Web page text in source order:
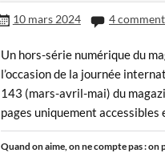
10 mars 2024 4
Un hors-série numérique du
l’occasion de la journée
143 (mars-avril-mai) du
pages uniquement accessibles
Quand on aime, on ne compte pas : on